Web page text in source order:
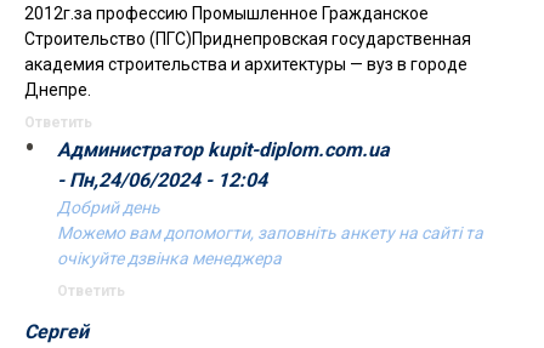
2012г.за профессию Промышленное Гражданское
Строительство (ПГС)Приднепровская государственная
академия строительства и архитектуры — вуз в городе
Днепре.
Ответить
Администратор kupit-diplom.com.ua
- Пн,24/06/2024 - 12:04
Добрий день
Можемо вам допомогти, заповніть анкету на сайті та
очікуйте дзвінка менеджера
Ответить
Сергей